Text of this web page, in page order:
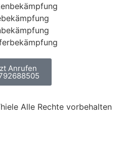
Anrufen
Alle Rechte vorbehalten